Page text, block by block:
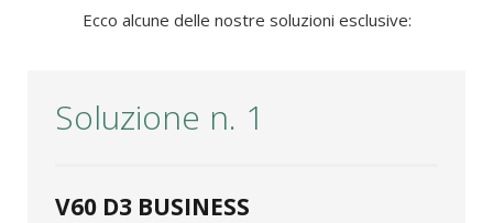
Ecco alcune delle nostre soluzioni esclusive:
Soluzione n. 1
V60 D3 BUSINESS